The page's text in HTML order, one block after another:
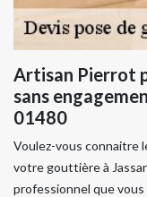
Artisan Pierrot
sans
01480
Voulez-vous connaitre
votre gouttière à
professionnel que